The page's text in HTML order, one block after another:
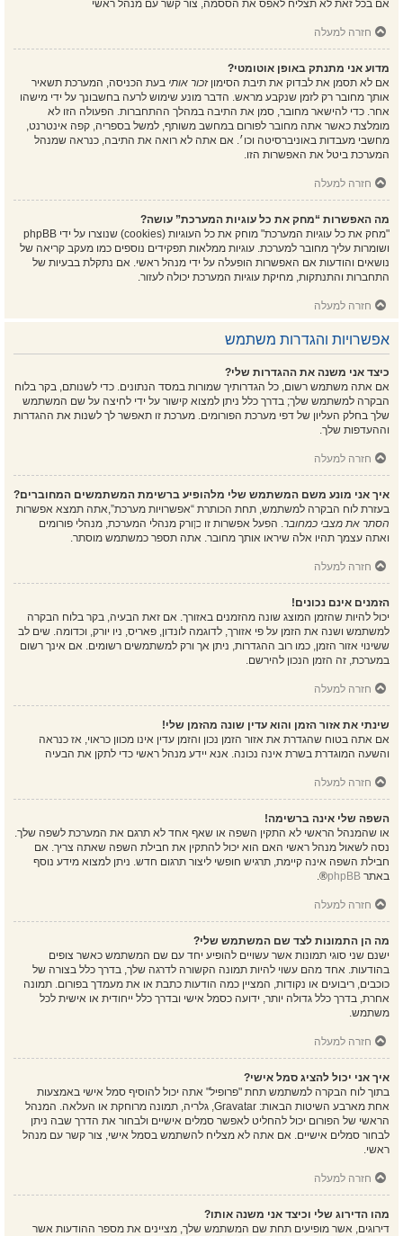
אם בכל זאת לא תצליח לאפס את הססמה, צור קשר עם מנהל ראשי
חזרה למעלה
מדוע אני מתנתק באופן אוטומטי?
אם לא תסמן את לבדוק את תיבת הסימוןזכור אותי בעת הכניסה, המערכת תשאיר
אותך מחובר רק לזמן שנקבע מראש. הדבר מונע שימוש לרעה בחשבונך על ידי מישהו
אחר. כדי להישאר מחובר, סמן את התיבה במהלך ההתחברות. הפעולה הזו לא
מומלצת כאשר אתה מחובר לפורום במחשב משותף, למשל בספריה, קפה אינטרנט,
מחשבי מעבדות באוניברסיטה וכו׳. אם אתה לא רואה את התיבה, כנראה שמנהל
המערכת ביטל את האפשרות הזו.
חזרה למעלה
מה האפשרות “מחק את כל עוגיות המערכת” עושה?
"מחק את כל עוגיות המערכת" מוחק את כל העוגיות (cookies) שנוצרו על ידי phpBB
ושומרות עליך מחובר למערכת. עוגיות ממלאות תפקידים נוספים כמו מעקב קריאה של
נושאים והודעות אם האפשרות הופעלה על ידי מנהל ראשי. אם נתקלת בבעיות של
התחברות והתנתקות, מחיקת עוגיות המערכת יכולה לעזור.
חזרה למעלה
אפשרויות והגדרות משתמש
כיצד אני משנה את ההגדרות שלי?
אם אתה משתמש רשום, כל הגדרותיך שמורות במסד הנתונים. כדי לשנותם, בקר בלוח
הבקרה למשתמש שלך; בדרך כלל ניתן למצוא קישור על ידי לחיצה על שם המשתמש
שלך בחלק העליון של דפי מערכת הפורומים. מערכת זו תאפשר לך לשנות את ההגדרות
וההעדפות שלך.
חזרה למעלה
איך אני מונע משם המשתמש שלי מלהופיע ברשימת המשתמשים המחוברים?
בעזרת לוח הבקרה למשתמש, תחת הכותרת “אפשרויות מערכת”,אתה תמצא אפשרות
הסתר את מצבי כמחובר. הפעל אפשרות זו כןורק מנהלי המערכת, מנהלי פורומים
ואתה עצמך תהיו אלה שיראו אותך מחובר. אתה תספר כמשתמש מוסתר.
חזרה למעלה
הזמנים אינם נכונים!
יכול להיות שהזמן המוצג שונה מהזמנים באזורך. אם זאת הבעיה, בקר בלוח הבקרה
למשתמש ושנה את הזמן על פי אזורך, לדוגמה לונדון, פאריס, ניו יורק, וכדומה. שים לב
ששינוי אזור הזמן, כמו רוב ההגדרות, ניתן אך ורק למשתמשים רשומים. אם אינך רשום
במערכת, זה הזמן הנכון להירשם.
חזרה למעלה
שינתי את אזור הזמן והוא עדין שונה מהזמן שלי!
אם אתה בטוח שהגדרת את אזור הזמן נכון והזמן עדין אינו מכוון כראוי, אז כנראה
והשעה המוגדרת בשרת אינה נכונה. אנא יידע מנהל ראשי כדי לתקן את הבעיה
חזרה למעלה
השפה שלי אינה ברשימה!
או שהמנהל הראשי לא התקין השפה או שאף אחד לא תרגם את המערכת לשפה שלך.
נסה לשאול מנהל ראשי האם הוא יכול להתקין את חבילת השפה שאתה צריך. אם
חבילת השפה אינה קיימת, תרגיש חופשי ליצור תרגום חדש. ניתן למצוא מידע נוסף
באתר phpBB
®.
חזרה למעלה
מה הן התמונות לצד שם המשתמש שלי?
ישנם שני סוגי תמונות אשר עשויים להופיע יחד עם שם המשתמש כאשר צופים
בהודעות. אחד מהם עשוי להיות תמונה הקשורה לדרגה שלך, בדרך כלל בצורה של
כוכבים, ריבועים או נקודות, המציין כמה הודעות כתבת או את מעמדך בפורום. תמונה
אחרת, בדרך כלל גדולה יותר, ידועה כסמל אישי ובדרך כלל ייחודית או אישית לכל
משתמש.
חזרה למעלה
איך אני יכול להציג סמל אישי?
בתוך לוח הבקרה למשתמש תחת "פרופיל" אתה יכול להוסיף סמל אישי באמצעות
אחת מארבע השיטות הבאות: Gravatar, גלריה, תמונה מרוחקת או העלאה. המנהל
הראשי של הפורום יכול להחליט לאפשר סמלים אישיים ולבחור את הדרך שבה ניתן
לבחור סמלים אישיים. אם אתה לא מצליח להשתמש בסמל אישי, צור קשר עם מנהל
ראשי.
חזרה למעלה
מהו הדירוג שלי וכיצד אני משנה אותו?
דירוגים, אשר מופיעים תחת שם המשתמש שלך, מציינים את מספר ההודעות אשר